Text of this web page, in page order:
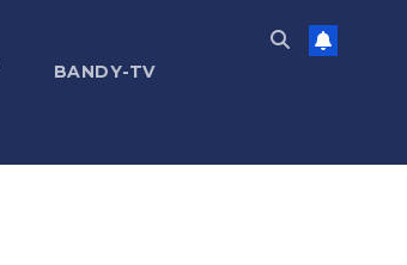
BANDY-TV